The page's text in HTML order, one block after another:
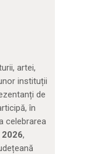
artei,
instituții
de
în
celebrarea
,